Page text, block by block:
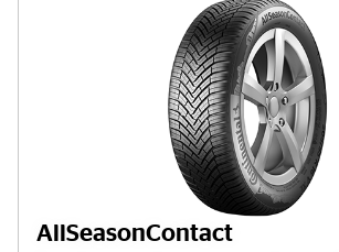
AllSeasonContact